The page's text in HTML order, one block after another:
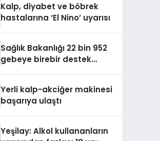
Kalp, diyabet ve böbrek
hastalarına ‘El Nino’ uyarısı
Sağlık Bakanlığı 22 bin 952
gebeye birebir destek
Yerli kalp-akciğer makinesi
başarıya ulaştı
Yeşilay: Alkol kullananların